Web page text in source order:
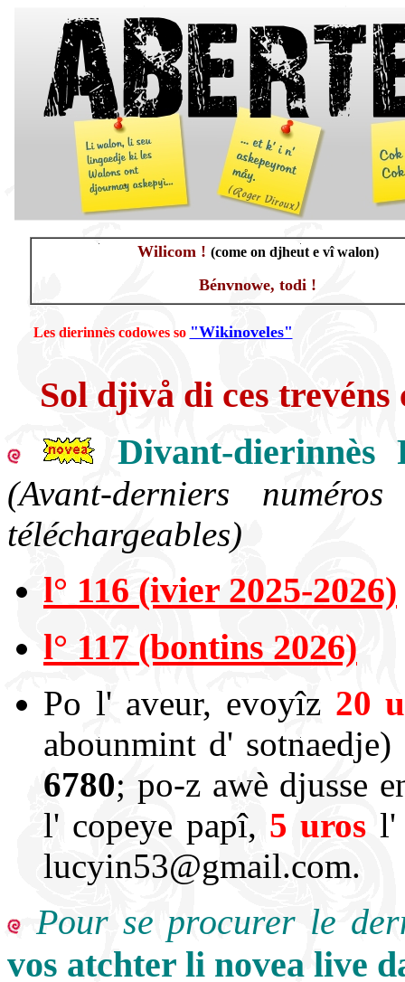
Wilicom ! (come on djheut e vî walon)
Bénvnowe, todi !
Les dierinnès codowes so "Wikinoveles"
Sol djivå di ces trevéns
Divant-dierinnès
(Avant-derniers
téléchargeables)
l° 116 (ivier 2025-2026)
l° 117 (bontins 2026)
Po l' aveur, evoyîz 20
abounmint d'
6780; po-z awè djusse
l' copeye papî, 5 uros l'
lucyin53@gmail.com.
Pour se procurer le
vos atchter li novea live